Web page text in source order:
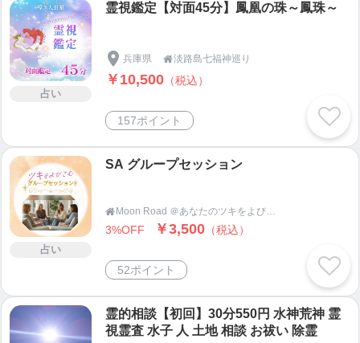
占い
霊視鑑定【対面45分】鳳凰の珠～鳳珠～
兵庫県 淡路島七福神巡り
￥10,500 （税込）
157ポイント
占い
SA グループセッション
 Moon Road ＠あなたのツキをよびこむ 月よみ師®いき〜占い・カウンセリング〜
3%OFF ￥3,500 （税込）
52ポイント
霊的相談【初回】30分550円 水神荒神 霊
視霊査 水子 人 土地 相談 お祓い 除霊